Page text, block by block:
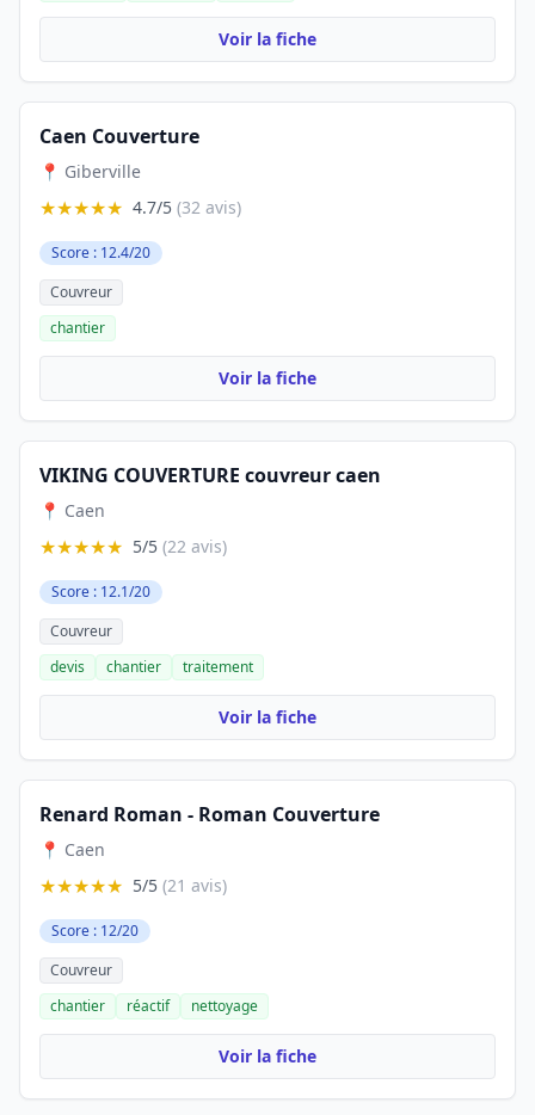
Voir la fiche
Caen Couverture
📍 Giberville
★★★★★ 4.7/5 (32 avis)
Score : 12.4/20
Couvreur
chantier
Voir la fiche
VIKING COUVERTURE couvreur caen
📍 Caen
★★★★★ 5/5 (22 avis)
Score : 12.1/20
Couvreur
devis
chantier traitement
Voir la fiche
Renard Roman - Roman Couverture
📍 Caen
★★★★★ 5/5 (21 avis)
Score : 12/20
Couvreur
chantier
réactif nettoyage
Voir la fiche